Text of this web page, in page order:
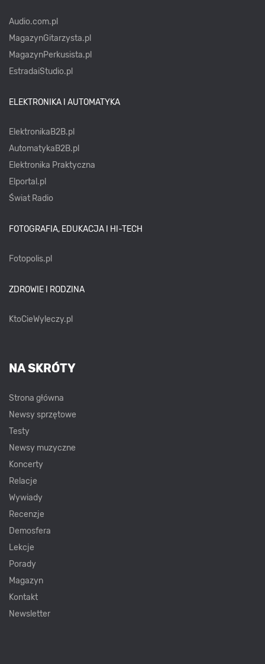
Audio.com.pl
MagazynGitarzysta.pl
MagazynPerkusista.pl
EstradaiStudio.pl
ELEKTRONIKA I AUTOMATYKA
ElektronikaB2B.pl
AutomatykaB2B.pl
Elektronika Praktyczna
Elportal.pl
Świat Radio
FOTOGRAFIA, EDUKACJA I HI-TECH
Fotopolis.pl
ZDROWIE I RODZINA
KtoCieWyleczy.pl
NA SKRÓTY
Strona główna
Newsy sprzętowe
Testy
Newsy muzyczne
Koncerty
Relacje
Wywiady
Recenzje
Demosfera
Lekcje
Porady
Magazyn
Kontakt
Newsletter